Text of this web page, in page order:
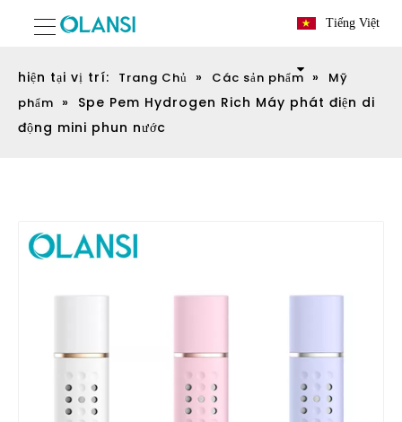
Tiếng Việt
hiện tại vị trí: Trang Chủ » Các sản phẩm »
Mỹ
phẩm »
Spe Pem Hydrogen Rich Máy phát điện di
động mini phun nước